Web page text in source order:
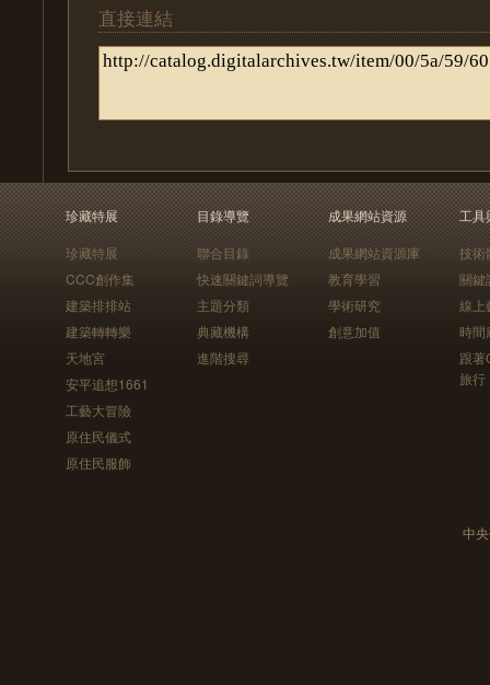
直接連結
珍藏特展
珍藏特展
CCC創作集
建築排排站
建築轉轉樂
天地宮
安平追想1661
工藝大冒險
原住民儀式
原住民服飾
目錄導覽
聯合目錄
快速關鍵詞導覽
主題分類
典藏機構
進階搜尋
成果網站資源
成果網站資源庫
教育學習
學術研究
創意加值
工具
技術
關鍵
線上
時間
跟
旅行
中